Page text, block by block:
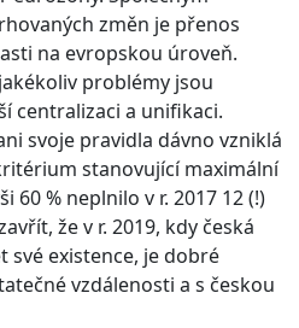
změn je přenos
na evropskou úroveň.
problémy jsou
centralizaci a unifikaci.
svoje pravidla dávno vzniklá
stanovující maximální
60 % neplnilo v r. 2017 12 (!)
že v r. 2019, kdy česká
své existence, je dobré
vzdálenosti a s českou